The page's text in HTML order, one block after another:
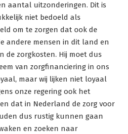
aantal uitzonderingen. Dit is
niet bedoeld als
om te zorgen dat ook de
andere mensen in dit land en
de zorgkosten. Hij moet dus
van zorgfinanciering in ons
maar wij lijken niet loyaal
onze regering ook het
dat in Nederland de zorg voor
dus rustig kunnen gaan
en zoeken naar